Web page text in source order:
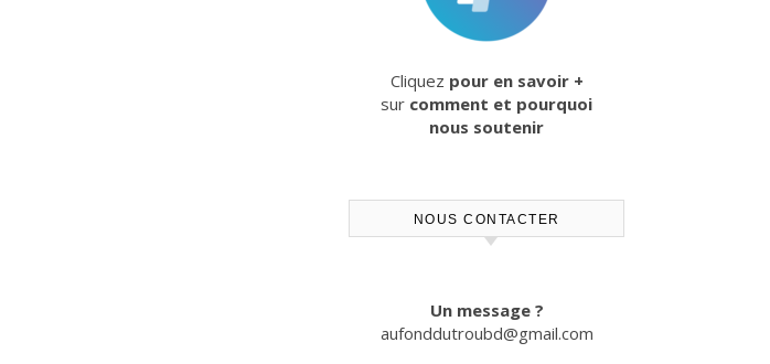
Cliquez pour en savoir +
sur comment et pourquoi
nous soutenir
NOUS CONTACTER
Un message ?
aufonddutroubd@gmail.com